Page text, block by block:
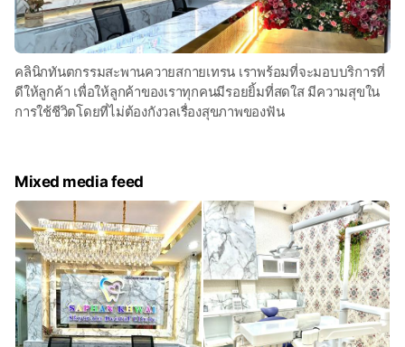
คลินิกทันตกรรมสะพานควายสกายเทรน เราพร้อมที่จะมอบบริการที่
ดีให้ลูกค้า เพื่อให้ลูกค้าของเราทุกคนมีรอยยิ้มที่สดใส มีความสุขใน
การใช้ชีวิตโดยที่ไม่ต้องกังวลเรื่องสุขภาพของฟัน
Mixed media feed